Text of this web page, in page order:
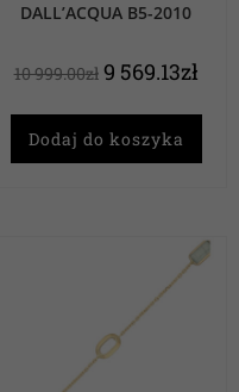
DALL’ACQUA B5-2010
10 999.00zł 9 569.13zł
Dodaj do koszyka